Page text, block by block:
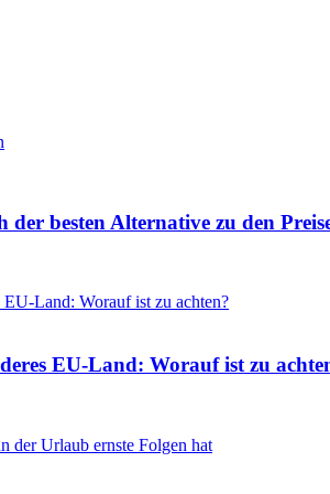
der besten Alternative zu den
EU-Land: Worauf ist zu